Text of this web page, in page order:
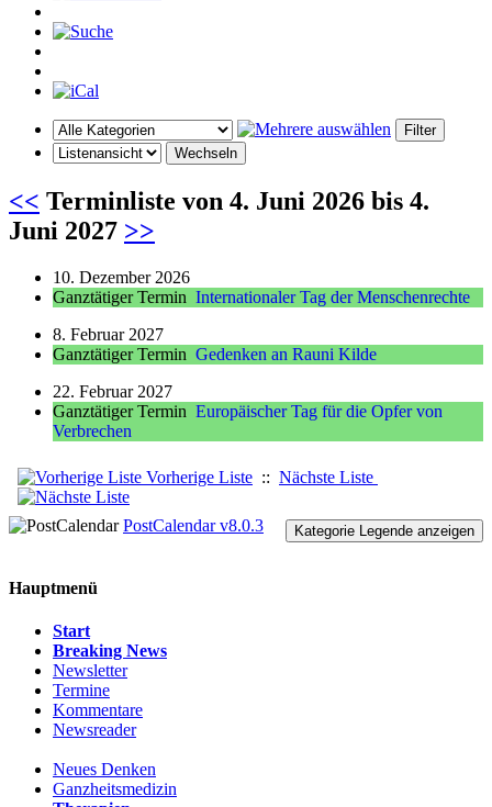
<< Terminliste von 4. Juni 2026 bis 4.
Juni 2027 >>
10. Dezember 2026
Ganztätiger Termin Internationaler Tag der Menschenrechte
8. Februar 2027
Ganztätiger Termin Gedenken an Rauni Kilde
22. Februar 2027
Ganztätiger Termin Europäischer Tag für die Opfer von
Verbrechen
Vorherige Liste :: Nächste Liste
Kategorie Legende anzeigen
PostCalendar v8.0.3
Hauptmenü
Start
Breaking News
Newsletter
Termine
Kommentare
Newsreader
Neues Denken
Ganzheitsmedizin